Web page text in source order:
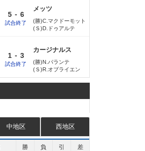
5 - 6
試合終了
メッツ
(勝)C.マクドーモット
(Ｓ)D.ドゥアルテ
1 - 3
試合終了
カージナルス
(勝)N.パランテ
(Ｓ)R.オブライエン
中地区 西地区
勝 負 引 差